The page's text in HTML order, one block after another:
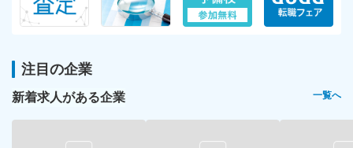
注目の企業
新着求人がある企業 一覧へ